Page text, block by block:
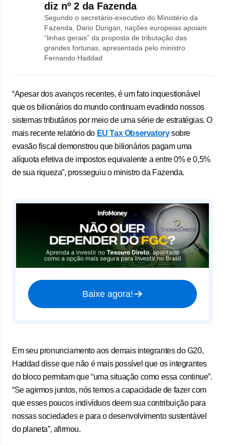
diz nº 2 da Fazenda
Segundo o secretário-executivo do Ministério da
Fazenda, Dario Durigan, nações europeias apoiam
“linhas gerais” da proposta de tributação das
grandes fortunas, apresentada pelo ministro
Fernando Haddad
“Apesar dos avanços recentes, é um fato inquestionável
que os bilionários do mundo continuam evadindo nossos
sistemas tributários por meio de uma série de estratégias. O
mais recente relatório do EU Tax Observatorysobre
evasão fiscal demonstrou que bilionários pagam uma
alíquota efetiva de impostos equivalente a entre 0% e 0,5%
de sua riqueza”, prosseguiu o ministro da Fazenda.
Baixe agora!
Em seu pronunciamento aos demais integrantes do G20,
Haddad disse que não é mais possível que os integrantes
do bloco permitam que “uma situação como essa continue”.
“Se agirmos juntos, nós temos a capacidade de fazer com
que esses poucos indivíduos deem sua contribuição para
nossas sociedades e para o desenvolvimento sustentável
do planeta”, afirmou.